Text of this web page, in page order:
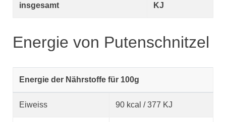
insgesamt
KJ
Energie von Putenschnitzel
Energie der Nährstoffe für 100g
Eiweiss 90 kcal / 377 KJ